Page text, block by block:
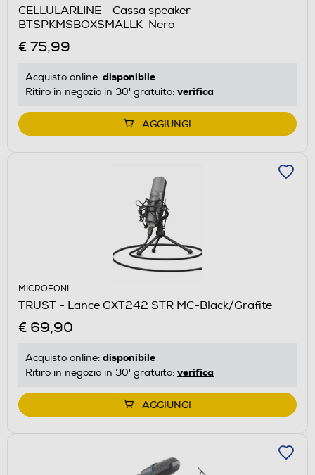
CELLULARLINE - Cassa speaker
BTSPKMSBOXSMALLK-Nero
€ 75,99
Acquisto online: disponibile
Ritiro in negozio in 30' gratuito: verifica
AGGIUNGI
MICROFONI
TRUST - Lance GXT242 STR MC-Black/Grafite
€ 69,90
Acquisto online: disponibile
Ritiro in negozio in 30' gratuito: verifica
AGGIUNGI